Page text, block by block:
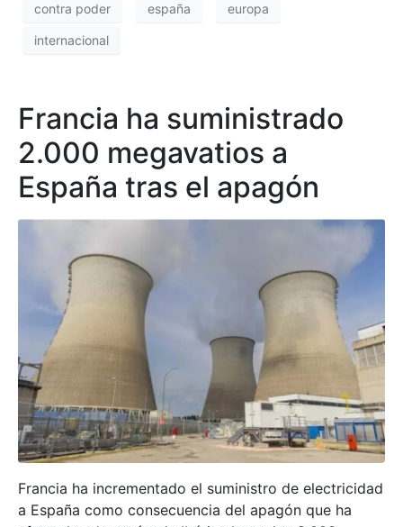
contra poder españa europa
internacional
Francia ha suministrado
2.000 megavatios a
España tras el apagón
Francia ha incrementado el suministro de electricidad
a España como consecuencia del apagón que ha